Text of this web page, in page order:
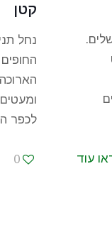
עוד
קטן
נחל
לכפר
0